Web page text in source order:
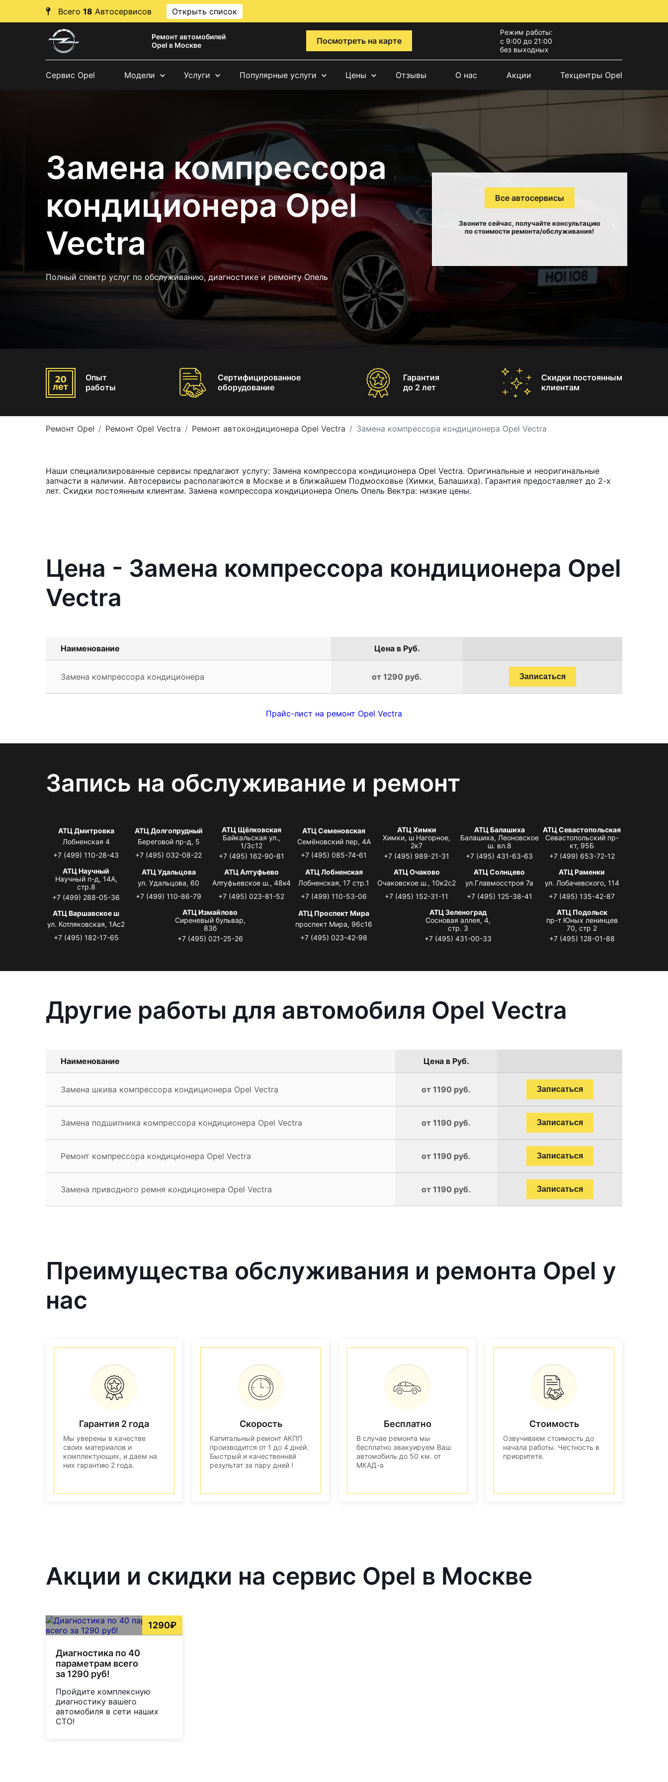
Всего 18 Автосервисов Открыть список
Ремонт автомобилей
Opel в Москве
Посмотреть на карте
Режим работы:
с 9:00 до 21:00
без выходных
Сервис Opel Модели Услуги Популярные услуги Цены Отзывы О нас Акции Техцентры Opel
Замена компрессора
кондиционера Opel
Vectra
Полный спектр услуг по обслуживанию, диагностике и ремонту Опель
Все автосервисы
Звоните сейчас, получайте консультацию
по стоимости ремонта/обслуживания!
Опыт
работы
Сертифицированное
оборудование
Гарантия
до 2 лет
Скидки постоянным
клиентам
Ремонт Opel Ремонт Opel Vectra Ремонт автокондиционера Opel Vectra Замена компрессора кондиционера Opel Vectra
Наши специализированные сервисы предлагают услугу: Замена компрессора кондиционера Opel Vectra. Оригинальные и неоригинальные
запчасти в наличии. Автосервисы располагаются в Москве и в ближайшем Подмосковье (Химки, Балашиха). Гарантия предоставляет до 2-х
лет. Скидки постоянным клиентам. Замена компрессора кондиционера Опель Опель Вектра: низкие цены.
Цена - Замена компрессора кондиционера Opel
Vectra
Наименование Цена в Руб.
Замена компрессора кондиционера от 1290 руб. Записаться
Прайс-лист на ремонт Opel Vectra
Запись на обслуживание и ремонт
АТЦ Дмитровка
Лобненская 4
+7 (499) 110-28-43
АТЦ Долгопрудный
Береговой пр-д, 5
+7 (495) 032-08-22
АТЦ Щёлковская
Байкальская ул.,
1/3с12
+7 (495) 162-90-81
АТЦ Семеновская
Семёновский пер, 4А
+7 (495) 085-74-61
АТЦ Химки
Химки, ш Нагорное,
2к7
+7 (495) 989-21-31
АТЦ Балашиха
Балашиха, Леоновское
ш. вл.8
+7 (495) 431-63-63
АТЦ Севастопольская
Севастопольский пр-
кт, 95Б
+7 (499) 653-72-12
АТЦ Научный
Научный п-д, 14А,
стр.8
+7 (499) 288-05-36
АТЦ Удальцова
ул. Удальцова, 60
+7 (499) 110-86-79
АТЦ Алтуфьево
Алтуфьевское ш., 48к4
+7 (495) 023-81-52
АТЦ Лобненская
Лобненская, 17 стр.1
+7 (499) 110-53-06
АТЦ Очаково
Очаковское ш., 10к2с2
+7 (495) 152-31-11
АТЦ Солнцево
ул.Главмосстроя 7а
+7 (495) 125-38-41
АТЦ Раменки
ул. Лобачевского, 114
+7 (495) 135-42-87
АТЦ Варшавское ш
ул. Котляковская, 1Ас2
+7 (495) 182-17-65
АТЦ Измайлово
Сиреневый бульвар,
83б
+7 (495) 021-25-26
АТЦ Проспект Мира
проспект Мира, 96с16
+7 (495) 023-42-98
АТЦ Зеленоград
Сосновая аллея, 4,
стр. 3
+7 (495) 431-00-33
АТЦ Подольск
пр-т Юных ленинцев
70, стр 2
+7 (495) 128-01-88
Другие работы для автомобиля Opel Vectra
Наименование Цена в Руб.
Замена шкива компрессора кондиционера Opel Vectra от 1190 руб. Записаться
Замена подшипника компрессора кондиционера Opel Vectra от 1190 руб. Записаться
Ремонт компрессора кондиционера Opel Vectra от 1190 руб. Записаться
Замена приводного ремня кондиционера Opel Vectra от 1190 руб. Записаться
Преимущества обслуживания и ремонта Opel у
нас
Гарантия 2 года
Мы уверены в качестве
своих материалов и
комплектующих, и даем на
них гарантию 2 года.
Скорость
Капитальный ремонт АКПП
производится от 1 до 4 дней.
Быстрый и качественнвй
результат за пару дней !
Бесплатно
В случае ремонта мы
бесплатно эвакуируем Ваш
автомобиль до 50 км. от
МКАД-а
Стоимость
Озвучиваем стоимость до
начала работы. Честность в
приоритете.
Акции и скидки на сервис Opel в Москве
1290₽
Диагностика по 40
параметрам всего
за 1290 руб!
Пройдите комплексную
диагностику вашего
автомобиля в сети наших
СТО!